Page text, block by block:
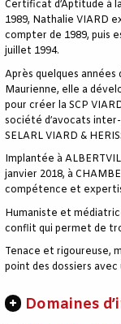
Certificat d’Aptitude à
1989, Nathalie VIARD
compter de 1989, puis
juillet 1994.
Après quelques
Maurienne, elle a
pour créer la SCP
société d’avocats
SELARL VIARD &
Implantée à
janvier 2018, à
compétence et
Humaniste et
conflit qui permet de
Tenace et rigoureuse,
point des dossiers avec
Domaines